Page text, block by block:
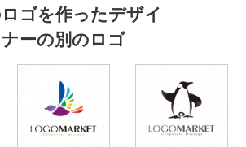
ゴを作ったデザイ
ナーの別のロゴ